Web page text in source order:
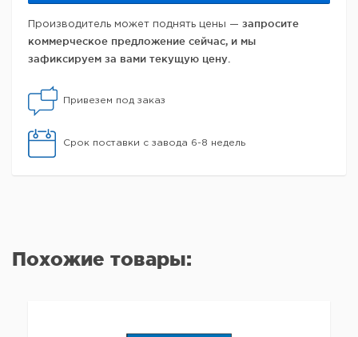
Производитель может поднять цены — запросите
коммерческое предложение сейчас, и мы
зафиксируем за вами текущую цену.
Привезем под заказ
Срок поставки с завода 6-8 недель
Похожие товары: